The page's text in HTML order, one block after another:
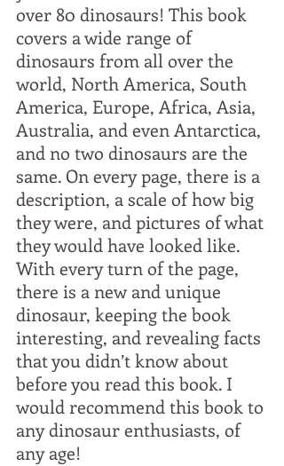
over 80 dinosaurs! This book
covers a wide range of
dinosaurs from all over the
world, North America, South
America, Europe, Africa, Asia,
Australia, and even Antarctica,
and no two dinosaurs are the
same. On every page, there is a
description, a scale of how big
they were, and pictures of what
they would have looked like.
With every turn of the page,
there is a new and unique
dinosaur, keeping the book
interesting, and revealing facts
that you didn’t know about
before you read this book. I
would recommend this book to
any dinosaur enthusiasts, of
any age!